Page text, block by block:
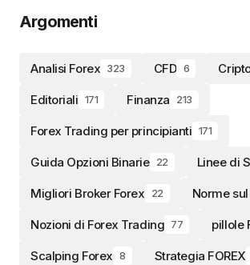
Argomenti
Analisi Forex 323 CFD 6
Editoriali 171 Finanza 213
Forex Trading per principianti 171
Guida Opzioni Binarie 22 Linee di
Migliori Broker Forex 22 Norme sul
Nozioni di Forex Trading 77 pillole
Scalping Forex 8 Strategia FOREX